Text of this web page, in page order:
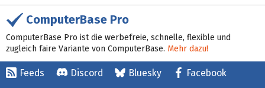
ComputerBase Pro
ComputerBase Pro ist die werbefreie, schnelle, flexible und
zugleich faire Variante von ComputerBase. Mehr dazu!
Feeds Discord Bluesky Facebook